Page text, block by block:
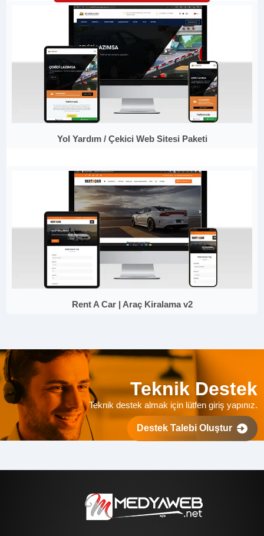
Yol Yardım / Çekici Web Sitesi Paketi
Rent A Car | Araç Kiralama v2
Teknik Destek
Teknik destek almak için lütfen giriş yapınız.
Destek Talebi Oluştur